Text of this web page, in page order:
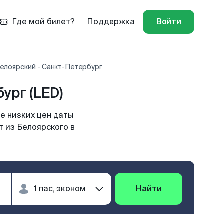
Где мой билет? Поддержка Войти
- Санкт-Петербург
(LED)
низких цен даты
из Белоярского в
Найти